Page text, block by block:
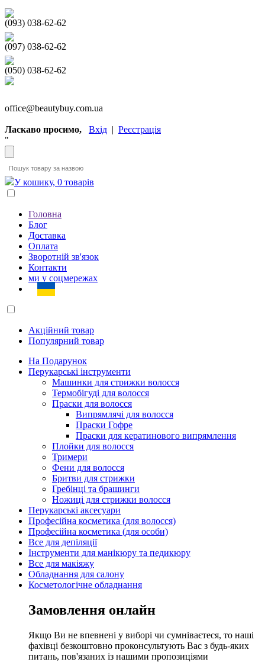
(093) 038-62-62
(097) 038-62-62
(050) 038-62-62
office@beautybuy.com.ua
Ласкаво просимо, Вхід | Реєстрація
"
У кошику, 0 товарів
Головна
Блог
Доставка
Оплата
Зворотній зв'язок
Контакти
ми у соцмережах
Акційний товар
Популярний товар
На Подарунок
Перукарські інструменти
Машинки для стрижки волосся
Термобігуді для волосся
Праски для волосся
Випрямлячі для волосся
Праски Гофре
Праски для кератинового випрямлення
Плойки для волосся
Тримери
Фени для волосся
Бритви для стрижки
Гребінці та брашинги
Ножиці для стрижки волосся
Перукарські аксесуари
Професійна косметика (для волосся)
Професійна косметика (для особи)
Все для депіляції
Інструменти для манікюру та педикюру
Все для макіяжу
Обладнання для салону
Косметологічне обладнання
Замовлення онлайн
Якщо Ви не впевнені у виборі чи сумніваєтеся, то наші
фахівці безкоштовно проконсультують Вас з будь-яких
питань, пов'язаних із нашими пропозиціями